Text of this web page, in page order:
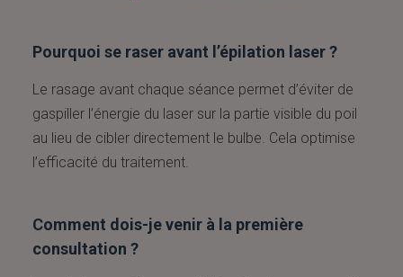
Pourquoi se raser avant l’épilation laser ?
Le rasage avant chaque séance permet d’éviter de
gaspiller l’énergie du laser sur la partie visible du poil
au lieu de cibler directement le bulbe. Cela optimise
l’efficacité du traitement.
Comment dois-je venir à la première
consultation ?